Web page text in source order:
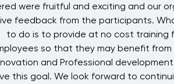
were fruitful and exciting and our
feedback from the participants.
to do is to provide at no cost training
so that they may benefit
and Professional
this goal. We look forward to